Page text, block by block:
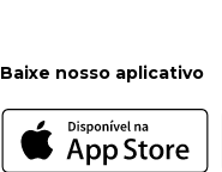
Baixe nosso aplicativo